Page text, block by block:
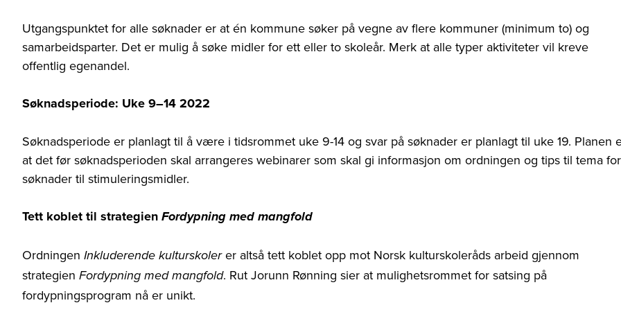
Utgangspunktet for alle søknader er at én kommune søker på vegne av flere kommuner (minimum to) og
samarbeidsparter. Det er mulig å søke midler for ett eller to skoleår. Merk at alle typer aktiviteter vil kreve
offentlig egenandel.
Søknadsperiode: Uke 9–14 2022
Søknadsperiode er planlagt til å være i tidsrommet uke 9-14 og svar på søknader er planlagt til uke 19. Planen
at det før søknadsperioden skal arrangeres webinarer som skal gi informasjon om ordningen og tips til tema for
søknader til stimuleringsmidler.
Tett koblet til strategien Fordypning med mangfold
Ordningen Inkluderende kulturskolerer altså tett koblet opp mot Norsk kulturskoleråds arbeid gjennom
strategien Fordypning med mangfold. Rut Jorunn Rønning sier at mulighetsrommet for satsing på
fordypningsprogram nå er unikt.